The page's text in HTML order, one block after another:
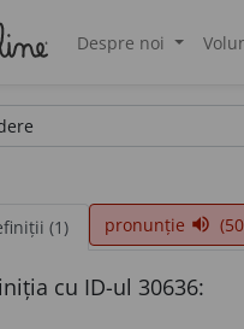
Despre noi
(1) pronunție volume_up
cu ID-ul 30636: